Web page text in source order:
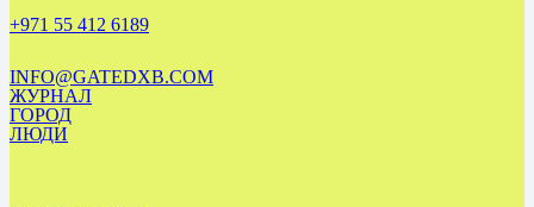
+971 55 412 6189
INFO@GATEDXB.COM
ЖУРНАЛ
ГОРОД
ЛЮДИ